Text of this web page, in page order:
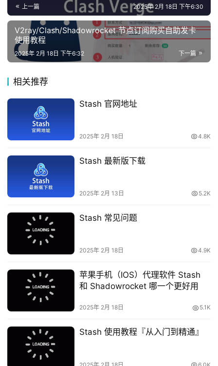
上一篇 2025年 2月 18日 下午6:30
V2ray/Clash/Shadowrocket 节点订阅购买自助发卡
使用教程
下一篇
2025年 2月 18日 下午6:32
相关推荐
Stash 官网地址
2025年 2月 18日 4.8K
Stash 最新版下载
2025年 2月 13日 5.2K
Stash 常见问题
2025年 2月 18日 4.9K
苹果手机（IOS）代理软件 Stash
和 Shadowrocket 哪一个更好用
2025年 2月 18日 5.1K
Stash 使用教程『从入门到精通』